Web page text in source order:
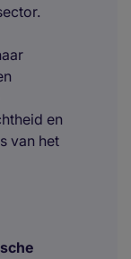
en
van het